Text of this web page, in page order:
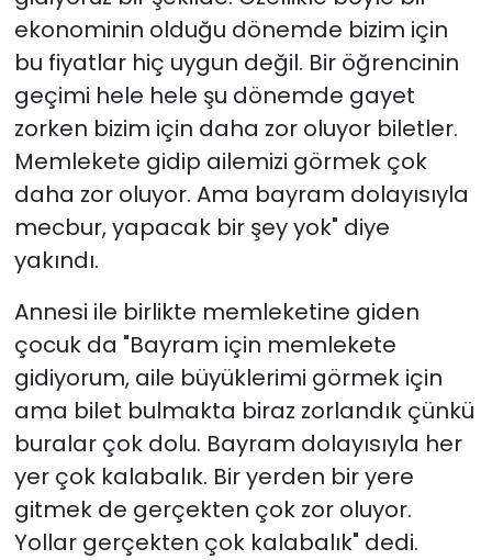
ekonominin olduğu dönemde bizim için
bu fiyatlar hiç uygun değil. Bir öğrencinin
geçimi hele hele şu dönemde gayet
zorken bizim için daha zor oluyor biletler.
Memlekete gidip ailemizi görmek çok
daha zor oluyor. Ama bayram dolayısıyla
mecbur, yapacak bir şey yok" diye
yakındı.
Annesi ile birlikte memleketine giden
çocuk da "Bayram için memlekete
gidiyorum, aile büyüklerimi görmek için
ama bilet bulmakta biraz zorlandık çünkü
buralar çok dolu. Bayram dolayısıyla her
yer çok kalabalık. Bir yerden bir yere
gitmek de gerçekten çok zor oluyor.
Yollar gerçekten çok kalabalık" dedi.